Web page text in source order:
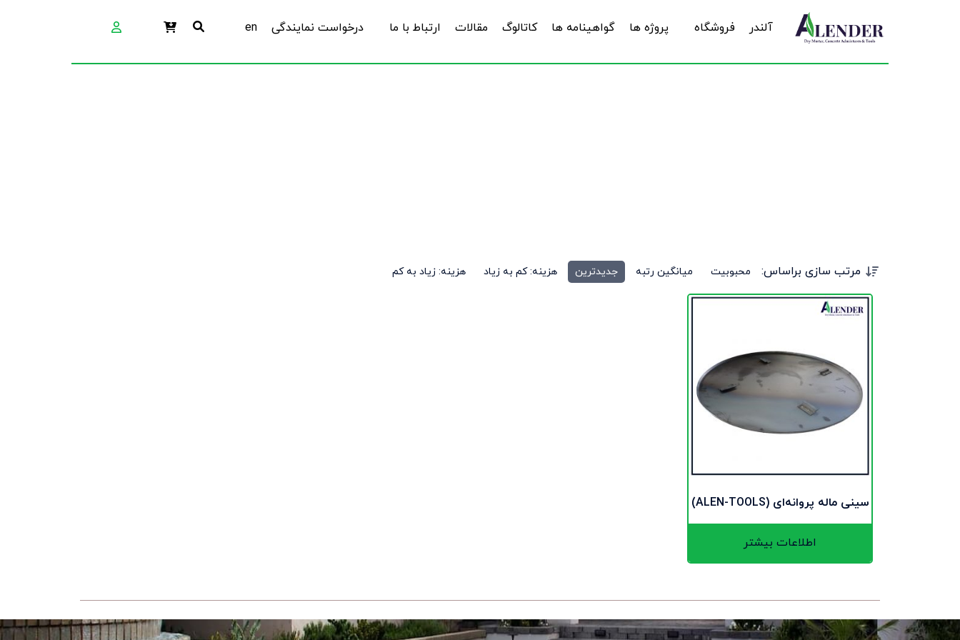
آلندر فروشگاه پروژه ها گواهینامه ها کاتالوگ مقالات ارتباط با ما درخواست نمایندگی en
مرتب سازی براساس: محبوبیت میانگین رتبه جدیدترین هزینه: کم به زیاد هزینه: زیاد به کم
سینی ماله پروانه‌ای (ALEN-TOOLS)
اطلاعات بیشتر